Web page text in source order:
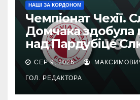
НАШІ ЗА КОРДОНОМ
Чемпіонат Чехії.
Домчака здобула
над Пардубіце
СЕР 9, 2026
ГОЛ. РЕДАКТОРА